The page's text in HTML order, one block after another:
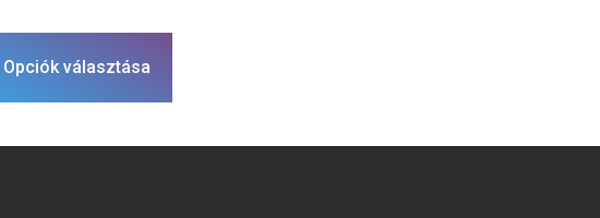
Opciók választása